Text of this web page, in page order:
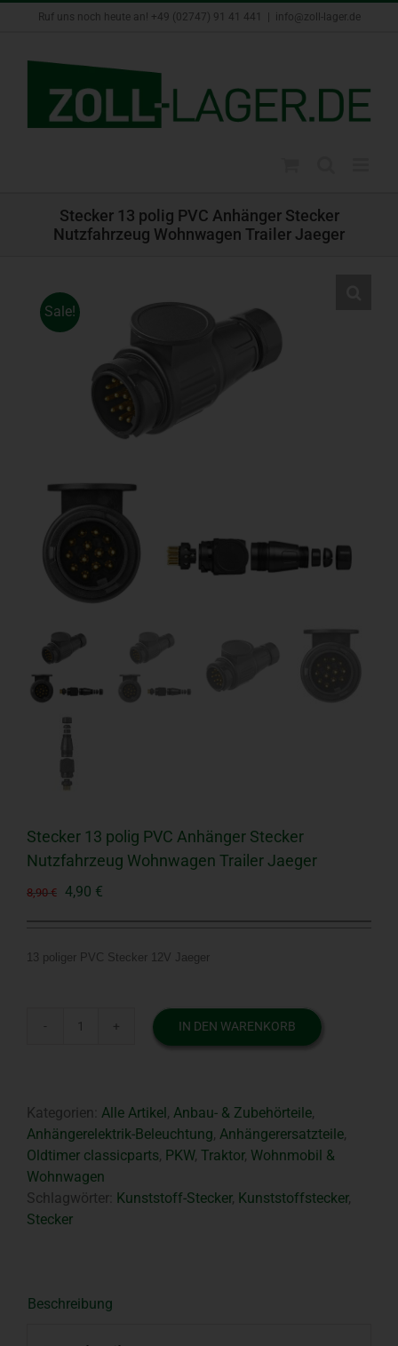
Ruf uns noch heute an! +49 (02747) 91 41 441 info@zoll-lager.de
Stecker 13 polig PVC Anhänger Stecker
Nutzfahrzeug Wohnwagen Trailer Jaeger
Sale!
Stecker 13 polig PVC Anhänger Stecker
Nutzfahrzeug Wohnwagen Trailer Jaeger
8,90€ Ursprünglicher
8,90 €
4,90 €
4,90 €.
13 poliger PVC Stecker 12V Jaeger
Stecker
Anhänger
Stecker
Nutzfahrzeug
Wohnwagen
Trailer
IN DEN WARENKORB
Kategorien: Alle Artikel, Anbau- & Zubehörteile,
Anhängerelektrik-Beleuchtung, Anhängerersatzteile,
Oldtimer classicparts, PKW, Traktor, Wohnmobil &
Wohnwagen
Schlagwörter: Kunststoff-Stecker, Kunststoffstecker,
Stecker
Beschreibung